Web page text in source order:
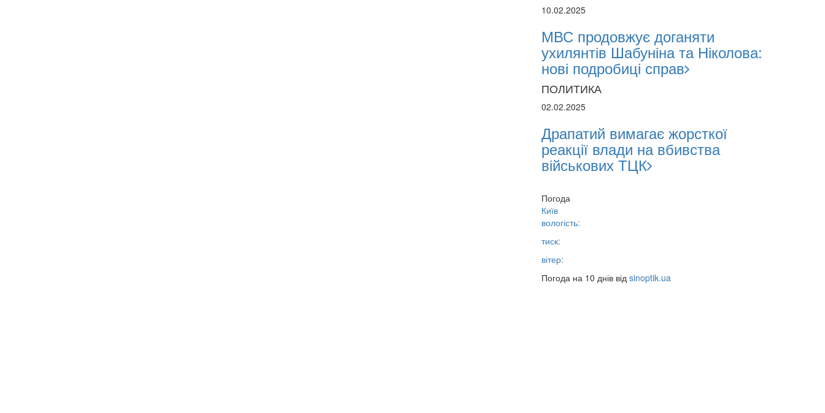
10.02.2025
МВС продовжує доганяти
ухилянтів Шабуніна та Ніколова:
нові подробиці справ
ПОЛИТИКА
02.02.2025
Драпатий вимагає жорсткої
реакції влади на вбивства
військових ТЦК
Погода
Київ
вологість:
тиск:
вітер:
Погода на 10 днів від sinoptik.ua